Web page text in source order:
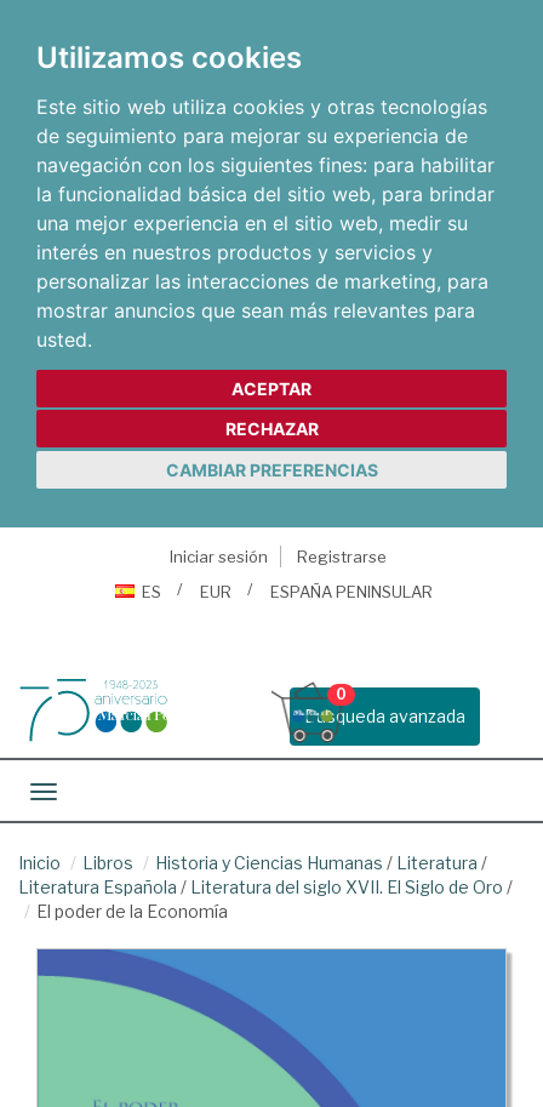
Utilizamos cookies
Este sitio web utiliza cookies y otras tecnologías
de seguimiento para mejorar su experiencia de
navegación con los siguientes fines: para habilitar
la funcionalidad básica del sitio web, para brindar
una mejor experiencia en el sitio web, medir su
interés en nuestros productos y servicios y
personalizar las interacciones de marketing, para
mostrar anuncios que sean más relevantes para
usted.
ACEPTAR
RECHAZAR
CAMBIAR PREFERENCIAS
Iniciar sesión
Registrarse
ES
EUR ESPAÑA PENINSULAR
Busqueda avanzada
0
Toggle navigation
Inicio Libros Historia y Ciencias Humanas / Literatura /
Literatura Española / Literatura del siglo XVII. El Siglo de Oro /
El poder de la Economía